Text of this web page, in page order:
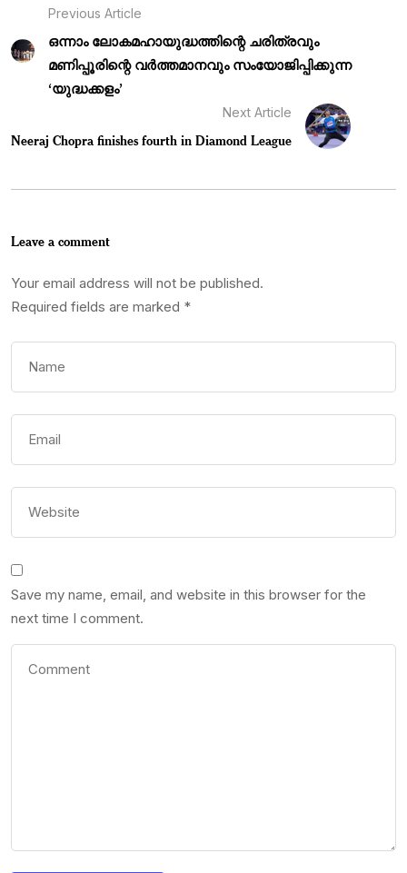
Previous Article
ഒന്നാം ലോകമഹായുദ്ധത്തിന്റെ ചരിത്രവും
മണിപ്പൂരിന്റെ വർത്തമാനവും സംയോജിപ്പിക്കുന്ന
‘യുദ്ധക്കളം’
Next Article
Neeraj Chopra finishes fourth in Diamond League
Leave a comment
Your email address will not be published.
Required fields are marked *
Save my name, email, and website in this browser for the
next time I comment.